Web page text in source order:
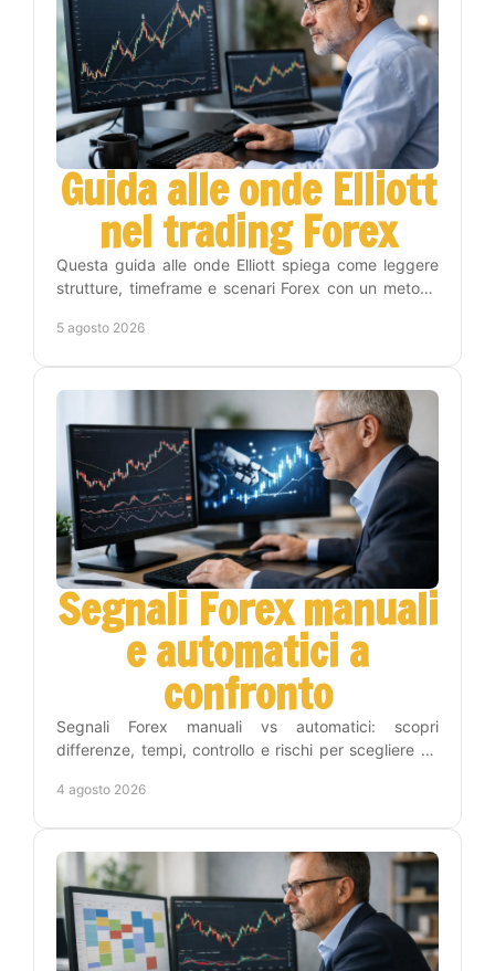
Guida alle onde Elliott
nel trading Forex
Questa guida alle onde Elliott spiega come leggere
strutture, timeframe e scenari Forex con un metodo
5 agosto 2026
Segnali Forex manuali
e automatici a
confronto
Segnali Forex manuali vs automatici: scopri
differenze, tempi, controllo e rischi per scegliere un
4 agosto 2026